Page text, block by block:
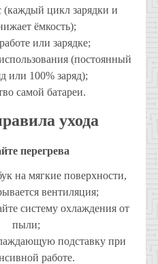
(каждый цикл зарядки и
ёмкость);
или зарядке;
(постоянный
или 100% заряд);
самой батареи.
ухода
перегрева
на мягкие поверхности,
вентиляция;
систему охлаждения от
пыли;
подставку при
работе.